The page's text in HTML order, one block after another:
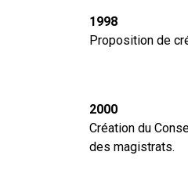
1998
Proposition de
2000
Création du
des magistrats.